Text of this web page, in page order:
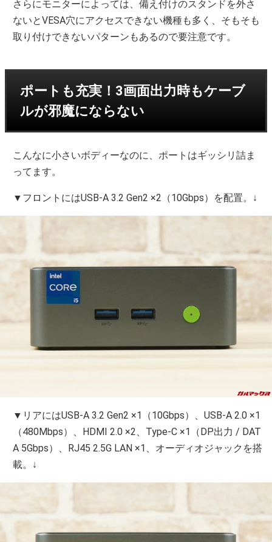
さらにモニターによっては、備え付けのスタンドを外さ
ないとVESA穴にアクセスできない機種も多く、そもそも
取り付けできないパターンもあるので要注意です。
ポートも充実！3画面出力時もケーブ
ルが邪魔にならない
こんなに小さいボディーなのに、ポートはギッシリ詰ま
ってます。
▼フロントにはUSB-A 3.2 Gen2 ×2（10Gbps）を配置。↓
▼リアにはUSB-A 3.2 Gen2 ×1（10Gbps）、USB-A 2.0 ×1
（480Mbps）、HDMI 2.0 ×2、Type-C ×1（DP出力 / DAT
A 5Gbps）、RJ45 2.5G LAN ×1、オーディオジャックを搭
載。↓